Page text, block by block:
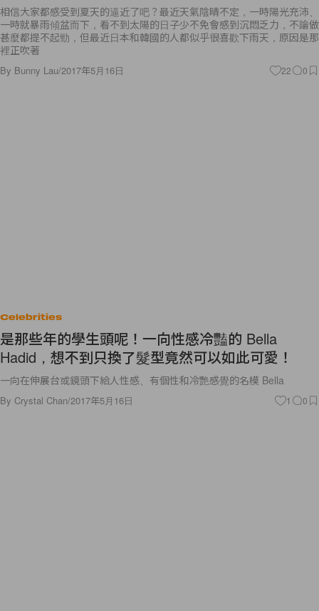
相信大家都感受到夏天的逼近了吧？最近天氣陰晴不定，一時陽光充沛、
一時就暴雨傾盆而下，看不到太陽的日子少不免會感到沉悶乏力，不論做
甚麼都提不起勁，但最近日本和韓國的人都似乎很喜歡下雨天，原因是那
裡正吹著
By Bunny Lau/2017年5月16日 22 0
Celebrities
是那些年的學生頭呢！一向性感冷豔的 Bella
Hadid，想不到只換了髮型竟然可以如此可愛！
一向在伸展台或鏡頭下給人性感、有個性和冷艷感覺的名模 Bella
By Crystal Chan/2017年5月16日 1 0